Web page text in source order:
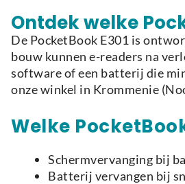
Ontdek welke
De PocketBook E301 is
bouw kunnen e-readers na
software of een batterij die
onze winkel in Krommenie
Welke
Schermvervanging bij
Batterij vervangen bij